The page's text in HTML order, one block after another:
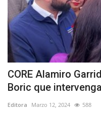
CORE Alamiro
Boric que
Editora Marzo 12, 2024 588